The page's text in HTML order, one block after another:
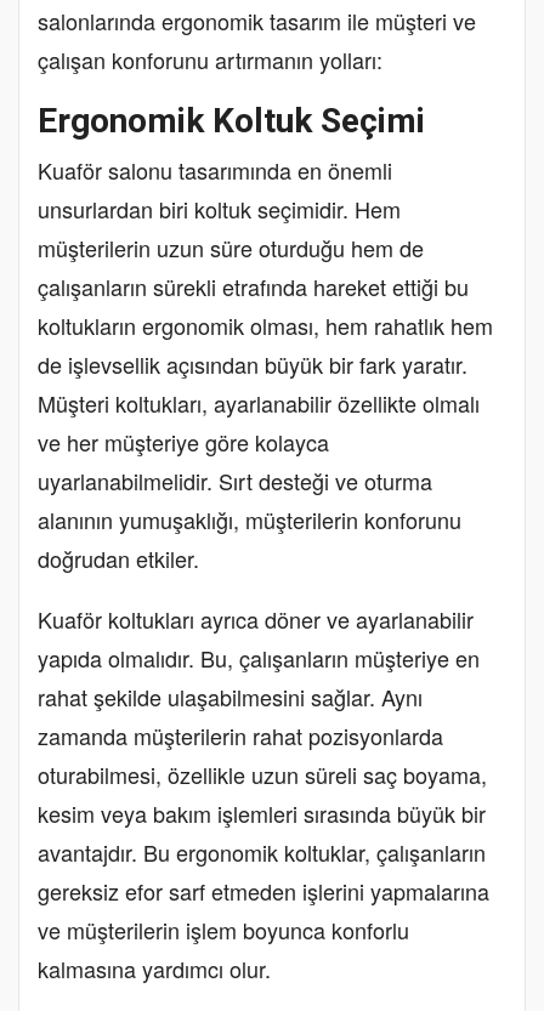
salonlarında ergonomik tasarım ile müşteri ve
çalışan konforunu artırmanın yolları:
Ergonomik Koltuk Seçimi
Kuaför salonu tasarımında en önemli
unsurlardan biri koltuk seçimidir. Hem
müşterilerin uzun süre oturduğu hem de
çalışanların sürekli etrafında hareket ettiği bu
koltukların ergonomik olması, hem rahatlık hem
de işlevsellik açısından büyük bir fark yaratır.
Müşteri koltukları, ayarlanabilir özellikte olmalı
ve her müşteriye göre kolayca
uyarlanabilmelidir. Sırt desteği ve oturma
alanının yumuşaklığı, müşterilerin konforunu
doğrudan etkiler.
Kuaför koltukları ayrıca döner ve ayarlanabilir
yapıda olmalıdır. Bu, çalışanların müşteriye en
rahat şekilde ulaşabilmesini sağlar. Aynı
zamanda müşterilerin rahat pozisyonlarda
oturabilmesi, özellikle uzun süreli saç boyama,
kesim veya bakım işlemleri sırasında büyük bir
avantajdır. Bu ergonomik koltuklar, çalışanların
gereksiz efor sarf etmeden işlerini yapmalarına
ve müşterilerin işlem boyunca konforlu
kalmasına yardımcı olur.